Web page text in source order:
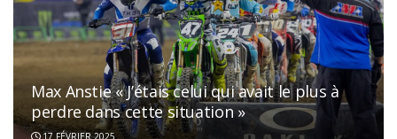
Max Anstie « J’étais celui qui avait le plus à
perdre dans cette situation »
17 FÉVRIER 2025